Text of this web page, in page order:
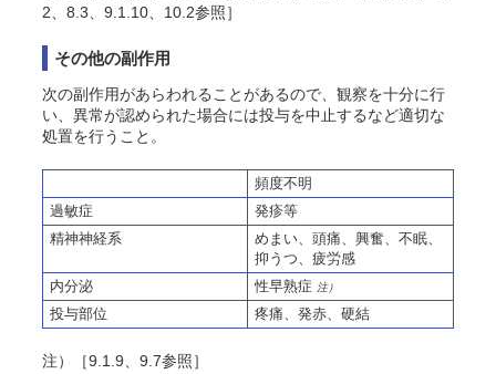
2、8.3、9.1.10、10.2参照］
その他の副作用
次の副作用があらわれることがあるので、観察を十分に行
い、異常が認められた場合には投与を中止するなど適切な
処置を行うこと。
頻度不明
過敏症
発疹等
精神神経系
めまい、頭痛、興奮、不眠、
抑うつ、疲労感
内分泌
性早熟症 注）
投与部位 疼痛、発赤、硬結
注）［9.1.9、9.7参照］